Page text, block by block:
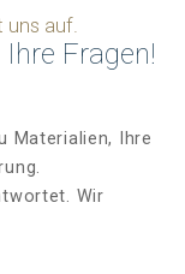
uns auf.
Fragen!
Materialien, Ihre
Wir